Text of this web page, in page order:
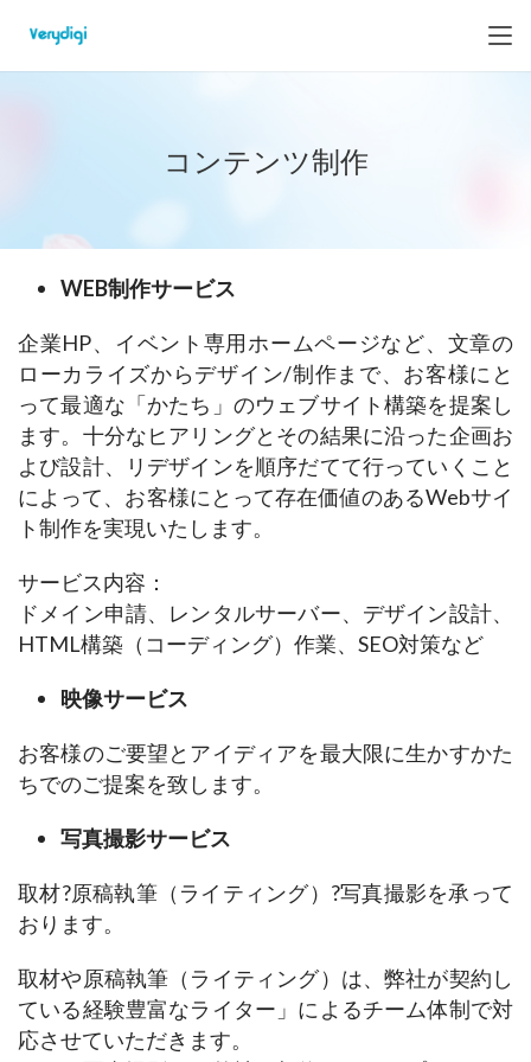
コンテンツ制作
WEB制作サービス
企業HP、イベント専用ホームページなど、文章の
ローカライズからデザイン/制作まで、お客様にと
って最適な「かたち」のウェブサイト構築を提案し
ます。十分なヒアリングとその結果に沿った企画お
よび設計、リデザインを順序だてて行っていくこと
によって、お客様にとって存在価値のあるWebサイ
ト制作を実現いたします。
サービス内容：
ドメイン申請、レンタルサーバー、デザイン設計、
HTML構築（コーディング）作業、SEO対策など
映像サービス
お客様のご要望とアイディアを最大限に生かすかた
ちでのご提案を致します。
写真撮影サービス
取材?原稿執筆（ライティング）?写真撮影を承って
おります。
取材や原稿執筆（ライティング）は、弊社が契約し
ている経験豊富なライター」によるチーム体制で対
応させていただきます。